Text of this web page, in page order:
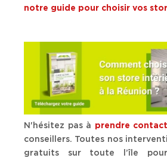
notre guide pour choisir vos
N'hésitez pas à prendre contact
conseillers. Toutes nos
gratuits sur toute l’île